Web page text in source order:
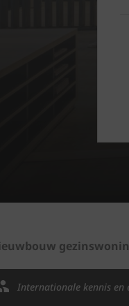
Internationale kennis en